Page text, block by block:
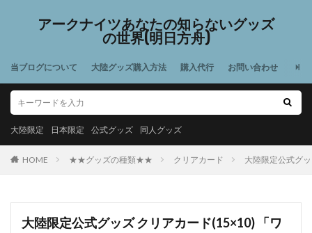
アークナイツあなたの知らないグッズ
の世界(明日方舟)
当ブログについて 大陸グッズ購入方法 購入代行 お問い合わせ
大陸限定 日本限定 公式グッズ 同人グッズ
HOME ★★グッズの種類★★ クリアカード 大陸限定公式グ
大陸限定公式グッズ クリアカード(15×10) 「ワ